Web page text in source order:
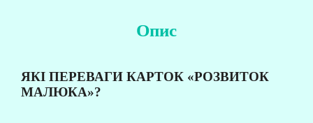
Опис
ЯКІ ПЕРЕВАГИ КАРТОК «РОЗВИТОК
МАЛЮКА»?